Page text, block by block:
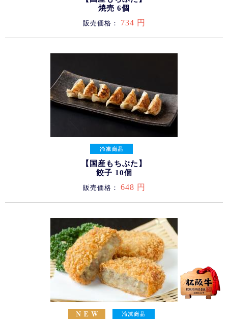
焼売 6個
販売価格： 734 円
【国産もちぶた】
餃子 10個
販売価格： 648 円